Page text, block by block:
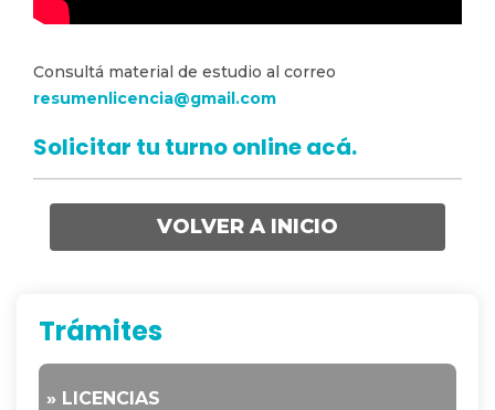
Consultá material de estudio al correo
resumenlicencia@gmail.com
Solicitar tu turno online acá.
VOLVER A INICIO
Trámites
» LICENCIAS